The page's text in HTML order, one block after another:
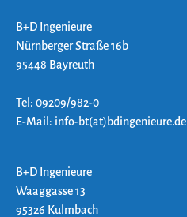
B+D Ingenieure
Nürnberger Straße 16b
95448 Bayreuth
Tel: 09209/982-0
E-Mail: info-bt(at)bdingenieure.de
B+D Ingenieure
Waaggasse 13
95326 Kulmbach